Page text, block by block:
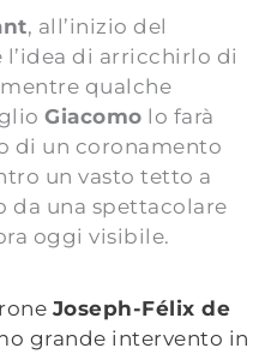
, all’inizio del
di arricchirlo di
qualche
Giacomo lo farà
di un coronamento
un vasto tetto a
da una spettacolare
oggi visibile.
Joseph-Félix de
grande intervento in